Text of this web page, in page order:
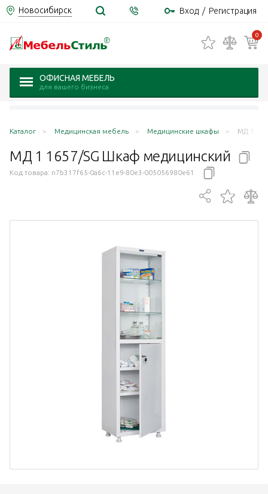
Новосибирск Вход / Регистрация
0
ОФИСНАЯ МЕБЕЛЬ
для вашего бизнеса
Каталог Медицинская мебель Медицинские шкафы МД 1
МД 1 1657/SG Шкаф медицинский
Код товара: n7b317f65-0a6c-11e9-80e3-005056980e61